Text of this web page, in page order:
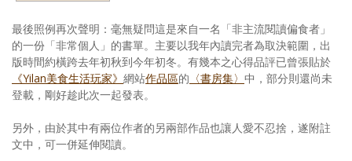
最後照例再次聲明：毫無疑問這是來自一名「非主流閱讀偏食者」
的一份「非常個人」的書單。主要以我年內讀完者為取決範圍，出
版時間約橫跨去年初秋到今年初冬。有幾本之心得品評已曾張貼於
《Yilan美食生活玩家》 網站作品區的 〈書房集〉 中，部分則還尚未
登載，剛好趁此次一起發表。
另外，由於其中有兩位作者的另兩部作品也讓人愛不忍捨，遂附註
文中，可一併延伸閱讀。